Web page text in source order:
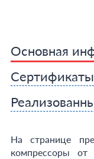
Основная
Сертификаты
На странице
компрессоры от